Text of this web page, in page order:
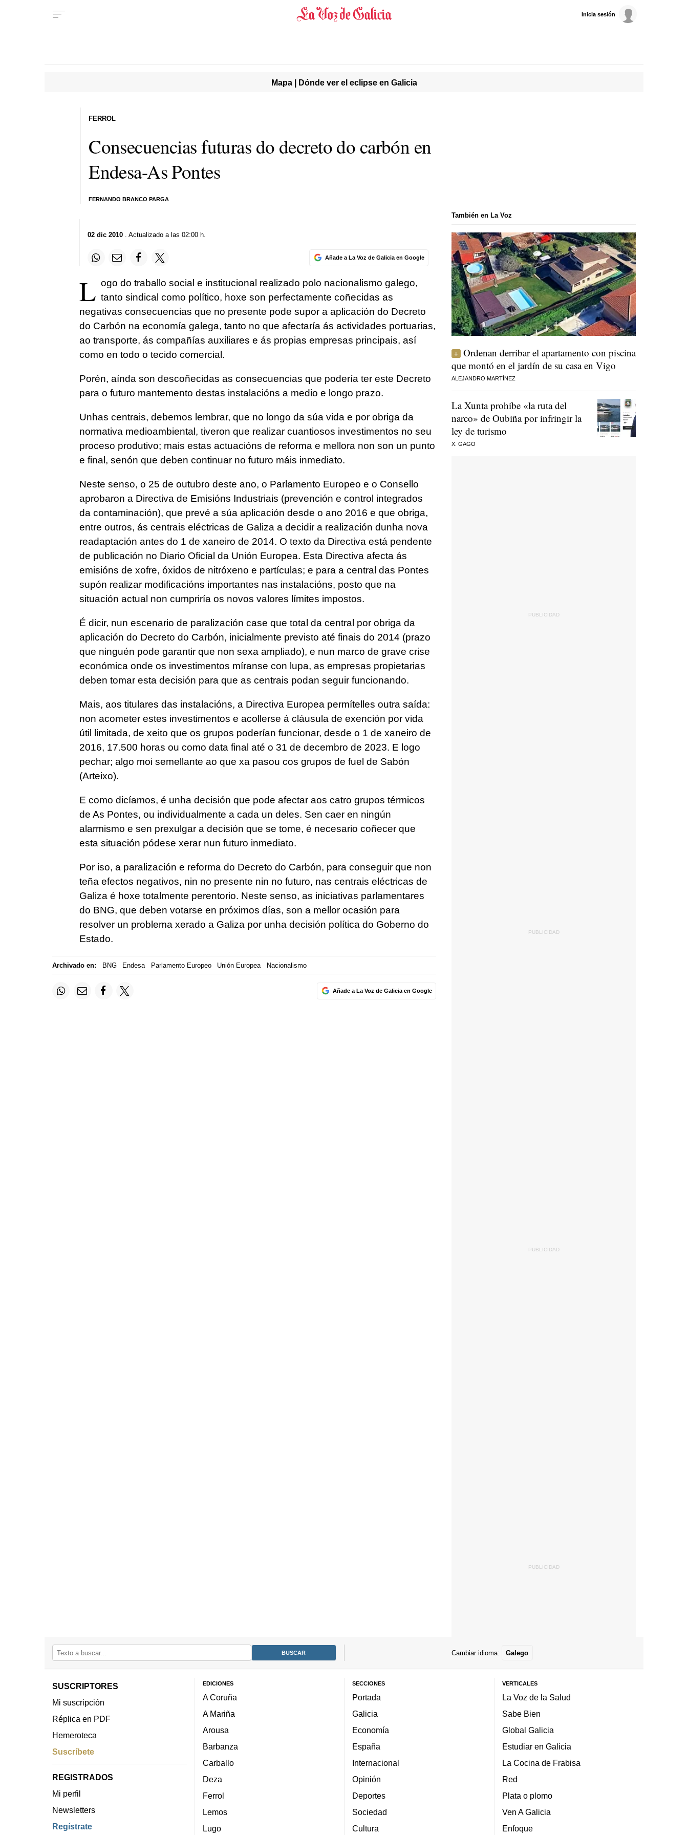
Inicia sesión
Mapa | Dónde ver el eclipse en Galicia
Consecuencias futuras do decreto do carbón en
Endesa-As Pontes
FERNANDO BRANCO PARGA
FERROL
02 dic 2010. Actualizado a las 02:00 h.
Añade a La Voz de Galicia en Google
L ogo do traballo social e institucional realizado polo nacionalismo galego,
tanto sindical como político, hoxe son perfectamente coñecidas as
negativas consecuencias que no presente pode supor a aplicación do Decreto
do Carbón na economía galega, tanto no que afectaría ás actividades portuarias,
ao transporte, ás compañías auxiliares e ás propias empresas principais, así
como en todo o tecido comercial.
Porén, aínda son descoñecidas as consecuencias que podería ter este Decreto
para o futuro mantemento destas instalacións a medio e longo prazo.
Unhas centrais, debemos lembrar, que no longo da súa vida e por obriga da
normativa medioambiental, tiveron que realizar cuantiosos investimentos no seu
proceso produtivo; mais estas actuacións de reforma e mellora non son un punto
e final, senón que deben continuar no futuro máis inmediato.
Neste senso, o 25 de outubro deste ano, o Parlamento Europeo e o Consello
aprobaron a Directiva de Emisións Industriais (prevención e control integrados
da contaminación), que prevé a súa aplicación desde o ano 2016 e que obriga,
entre outros, ás centrais eléctricas de Galiza a decidir a realización dunha nova
readaptación antes do 1 de xaneiro de 2014. O texto da Directiva está pendente
de publicación no Diario Oficial da Unión Europea. Esta Directiva afecta ás
emisións de xofre, óxidos de nitróxeno e partículas; e para a central das Pontes
supón realizar modificacións importantes nas instalacións, posto que na
situación actual non cumpriría os novos valores límites impostos.
É dicir, nun escenario de paralización case que total da central por obriga da
aplicación do Decreto do Carbón, inicialmente previsto até finais do 2014 (prazo
que ninguén pode garantir que non sexa ampliado), e nun marco de grave crise
económica onde os investimentos míranse con lupa, as empresas propietarias
deben tomar esta decisión para que as centrais podan seguir funcionando.
Mais, aos titulares das instalacións, a Directiva Europea permítelles outra saída:
non acometer estes investimentos e acollerse á cláusula de exención por vida
útil limitada, de xeito que os grupos poderían funcionar, desde o 1 de xaneiro de
2016, 17.500 horas ou como data final até o 31 de decembro de 2023. E logo
pechar; algo moi semellante ao que xa pasou cos grupos de fuel de Sabón
(Arteixo).
E como dicíamos, é unha decisión que pode afectar aos catro grupos térmicos
de As Pontes, ou individualmente a cada un deles. Sen caer en ningún
alarmismo e sen prexulgar a decisión que se tome, é necesario coñecer que
esta situación pódese xerar nun futuro inmediato.
Por iso, a paralización e reforma do Decreto do Carbón, para conseguir que non
teña efectos negativos, nin no presente nin no futuro, nas centrais eléctricas de
Galiza é hoxe totalmente perentorio. Neste senso, as iniciativas parlamentares
do BNG, que deben votarse en próximos días, son a mellor ocasión para
resolver un problema xerado a Galiza por unha decisión política do Goberno do
Estado.
Archivado en: BNG Endesa Parlamento Europeo Unión Europea Nacionalismo
Añade a La Voz de Galicia en Google
También en La Voz
Ordenan derribar el apartamento con piscina
que montó en el jardín de su casa en Vigo
ALEJANDRO MARTÍNEZ
La Xunta prohíbe «la ruta del
narco» de Oubiña por infringir la
ley de turismo
X. GAGO
Cambiar idioma: Galego
SUSCRIPTORES
Mi suscripción
Réplica en PDF
Hemeroteca
Suscríbete
REGISTRADOS
Mi perfil
Newsletters
Regístrate
EDICIONES
A Coruña
A Mariña
Arousa
Barbanza
Carballo
Deza
Ferrol
Lemos
Lugo
SECCIONES
Portada
Galicia
Economía
España
Internacional
Opinión
Deportes
Sociedad
Cultura
VERTICALES
La Voz de la Salud
Sabe Bien
Global Galicia
Estudiar en Galicia
La Cocina de Frabisa
Red
Plata o plomo
Ven A Galicia
Enfoque